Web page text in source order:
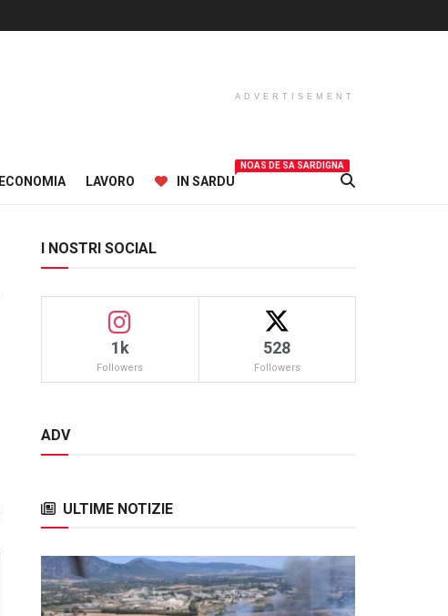
ADVERTISEMENT
ECONOMIA LAVORO IN SARDU
NOAS DE SA SARDIGNA
I NOSTRI SOCIAL
1k
Followers
528
Followers
ADV
ULTIME NOTIZIE